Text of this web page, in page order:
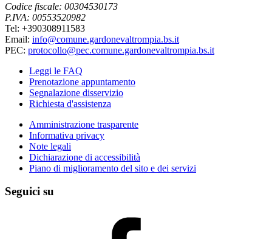
Codice fiscale: 00304530173
P.IVA: 00553520982
Tel: +390308911583
Email: info@comune.gardonevaltrompia.bs.it
PEC: protocollo@pec.comune.gardonevaltrompia.bs.it
Leggi le FAQ
Prenotazione appuntamento
Segnalazione disservizio
Richiesta d'assistenza
Amministrazione trasparente
Informativa privacy
Note legali
Dichiarazione di accessibilità
Piano di miglioramento del sito e dei servizi
Seguici su